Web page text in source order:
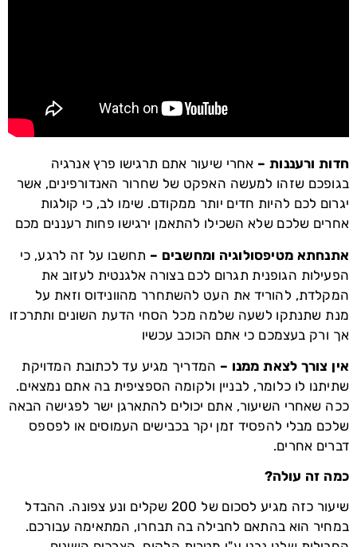
חדות ורעננות – אחרי שיעור אתם תרגישו פרץ אנרגיה
בגופכם שזהו למעשה האפקט של שחרור האנדורפינים, אשר
יגרום לכם להיות חדים יותר ממקודם. שימו לב, כי קולגות
אחרים שלכם שלא השכילו להתאמן ירגישו פחות רעננים מכם
אתנחתא מטיפסולוגיה ומחשבים – תחשבו על זה לרגע, כי
הפעילות הגופנית תגרום לכם בצורה אלגנטית לעזוב את
המקלדת, להוריד את העט להשתחרר מהוונידוס וזאת על
מנת שתנתקו לשעה שלמה מכל הסחי הדעת השונים ותתרכזו
אך ורק בעצמכם כי אתם הכוכב עכשיו
אין צורך לצאת ממנו – המדריך מגיע עד לכתובת המדויקת
שתיתנו לו כלומר, לבניין ולקומה הספציפית בה אתם נמצאים.
ככה שאחרי השיעור, אתם יכולים להתארגן ישר לפגישה הבאה
שלכם מבלי להפסיד זמן יקר בכבישים העמוסים או לפספס
דברים אחרים.
כמה זה עולה?
שיעור כזה מגיע לסכום של 200 שקלים ונע צפונה. ההבדל
במחיר הוא בהתאם לחבילה בה תבחרו, המתאימה עבורכם.